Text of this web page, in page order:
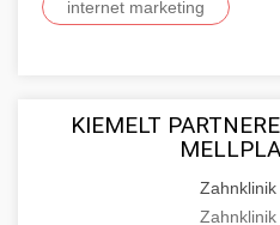
internet marketing
KIEMELT